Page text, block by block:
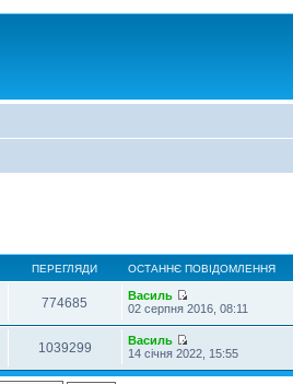
ПЕРЕГЛЯДИ ОСТАННЄ ПОВІДОМЛЕННЯ
774685
Василь
02 серпня 2016, 08:11
1039299
Василь
14 січня 2022, 15:55